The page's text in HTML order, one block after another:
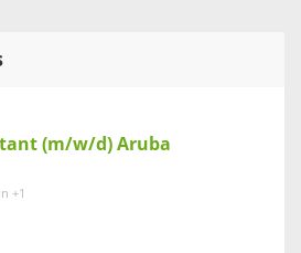
(m/w/d) Aruba
+1